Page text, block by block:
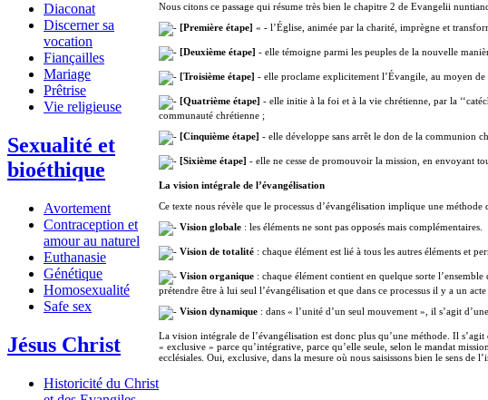
Diaconat
Discerner sa
vocation
Fiançailles
Mariage
Prêtrise
Vie religieuse
Sexualité et
bioéthique
Avortement
Contraception et
amour au naturel
Euthanasie
Génétique
Homosexualité
Safe sex
Jésus Christ
Historicité du Christ
Nous citons ce passage qui résume très bien le chapitre 2 de Evangelii
[Première étape] « - l’Église, animée par la charité, imprègne et
[Deuxième étape] - elle témoigne parmi les peuples de la nouvelle
[Troisième étape] - elle proclame explicitement l’Évangile, au moyen de
[Quatrième étape] - elle initie à la foi et à la vie chrétienne, par la
communauté chrétienne ;
[Cinquième étape] - elle développe sans arrêt le don de la communion
[Sixième étape] - elle ne cesse de promouvoir la mission, en envoyant
La vision intégrale de l’évangélisation
Ce texte nous révèle que le processus d’évangélisation implique une
Vision globale : les éléments ne sont pas opposés mais complémentaires.
Vision de totalité : chaque élément est lié à tous les autres éléments et
Vision organique : chaque élément contient en quelque sorte
prétendre être à lui seul l’évangélisation et que dans ce processus il y a un
Vision dynamique : dans « l’unité d’un seul mouvement », il s’agit
La vision intégrale de l’évangélisation est donc plus qu’une méthode. Il
« exclusive » parce qu’intégrative, parce qu’elle seule, selon le mandat
ecclésiales. Oui, exclusive, dans la mesure où nous saisissons bien le sens de